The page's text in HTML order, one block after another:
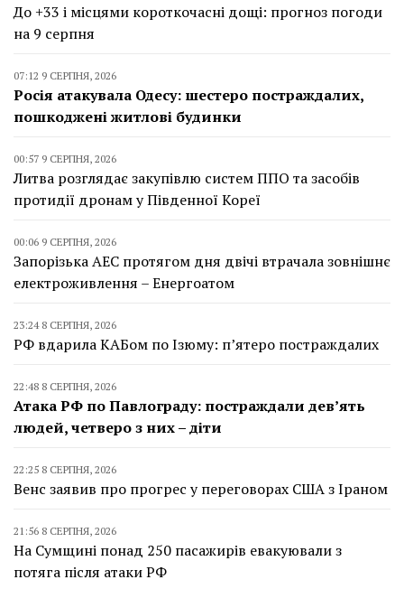
До +33 і місцями короткочасні дощі: прогноз погоди
на 9 серпня
07:12 9 СЕРПНЯ, 2026
Росія атакувала Одесу: шестеро постраждалих,
пошкоджені житлові будинки
00:57 9 СЕРПНЯ, 2026
Литва розглядає закупівлю систем ППО та засобів
протидії дронам у Південної Кореї
00:06 9 СЕРПНЯ, 2026
Запорізька АЕС протягом дня двічі втрачала зовнішнє
електроживлення – Енергоатом
23:24 8 СЕРПНЯ, 2026
РФ вдарила КАБом по Ізюму: п’ятеро постраждалих
22:48 8 СЕРПНЯ, 2026
Атака РФ по Павлограду: постраждали дев’ять
людей, четверо з них – діти
22:25 8 СЕРПНЯ, 2026
Венс заявив про прогрес у переговорах США з Іраном
21:56 8 СЕРПНЯ, 2026
На Сумщині понад 250 пасажирів евакуювали з
потяга після атаки РФ